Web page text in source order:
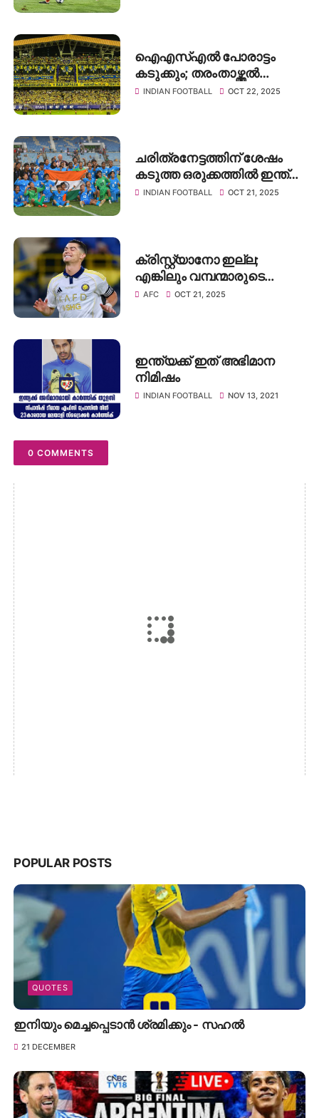
ഐഎസ്എൽ പോരാട്ടം
കടുക്കും; തരംതാഴ്ത്തൽ
വരുന്നു
INDIAN FOOTBALL OCT 22, 2025
ചരിത്രനേട്ടത്തിന് ശേഷം
കടുത്ത ഒരുക്കത്തിൽ ഇന്ത്യ;
U20 വനിതാ ഏഷ്യൻ കപ്പിന്
INDIAN FOOTBALL OCT 21, 2025
ക്രിസ്റ്റ്യാനോ ഇല്ല;
എങ്കിലും വമ്പന്മാരുടെ
പടയുമായി അൽ-നസർ
AFC OCT 21, 2025
ഇന്ത്യക്ക് ഇത് അഭിമാന
നിമിഷം
INDIAN FOOTBALL NOV 13, 2021
0 COMMENTS
POPULAR POSTS
QUOTES
ഇനിയും മെച്ചപ്പെടാൻ ശ്രമിക്കും - സഹൽ
21 DECEMBER